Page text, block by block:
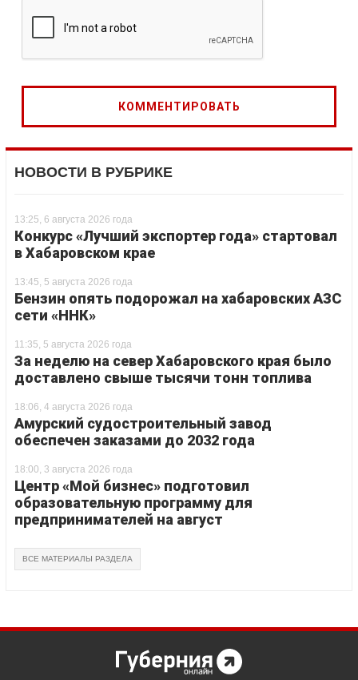
НОВОСТИ В РУБРИКЕ
13:25, 6 августа 2026 года
Конкурс «Лучший экспортер года» стартовал
в Хабаровском крае
13:45, 5 августа 2026 года
Бензин опять подорожал на хабаровских АЗС
сети «ННК»
11:35, 5 августа 2026 года
За неделю на север Хабаровского края было
доставлено свыше тысячи тонн топлива
18:06, 4 августа 2026 года
Амурский судостроительный завод
обеспечен заказами до 2032 года
18:00, 3 августа 2026 года
Центр «Мой бизнес» подготовил
образовательную программу для
предпринимателей на август
ВСЕ МАТЕРИАЛЫ РАЗДЕЛА